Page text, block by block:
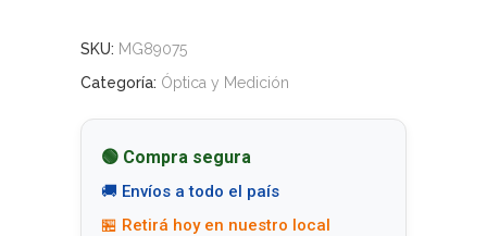
SKU: MG89075
Categoría: Óptica y Medición
🟢 Compra segura
🚚 Envíos a todo el país
🏪 Retirá hoy en nuestro local